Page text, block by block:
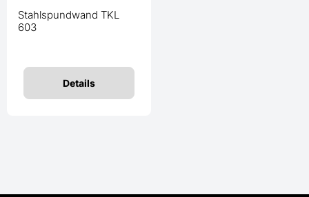
Stahlspundwand TKL
603
Details